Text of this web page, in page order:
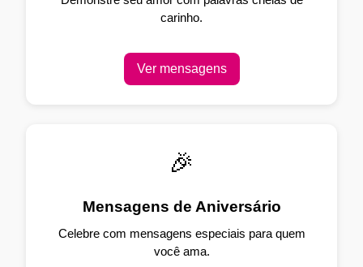
carinho.
Ver mensagens
🎉
Mensagens de Aniversário
Celebre com mensagens especiais para quem
você ama.